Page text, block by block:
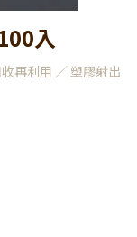
入
再利用 ／ 塑膠射出